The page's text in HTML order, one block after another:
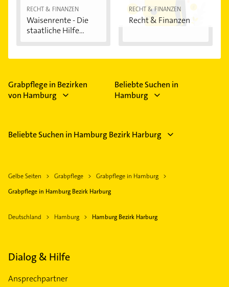
RECHT & FINANZEN
Waisenrente - Die
staatliche Hilfe...
RECHT & FINANZEN
Recht & Finanzen
Grabpflege in Bezirken
von Hamburg
Beliebte Suchen in
Hamburg
Beliebte Suchen in Hamburg Bezirk Harburg
Gelbe Seiten Grabpflege
Grabpflege in Hamburg
Grabpflege in Hamburg Bezirk Harburg
Deutschland Hamburg Hamburg Bezirk Harburg
Dialog & Hilfe
Ansprechpartner